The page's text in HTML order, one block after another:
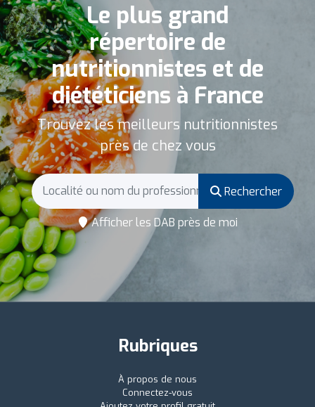
Le plus grand
répertoire de
nutritionnistes et de
diététiciens à France
Trouvez les meilleurs nutritionnistes
près de chez vous
Rechercher
Afficher les DAB près de moi
Rubriques
À propos de nous
Connectez-vous